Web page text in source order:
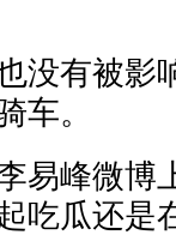
没有被影
车。
易峰微博
吃瓜还是